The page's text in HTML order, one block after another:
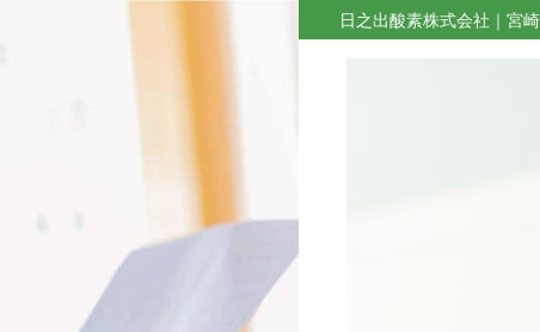
日之出酸素株式会社｜宮